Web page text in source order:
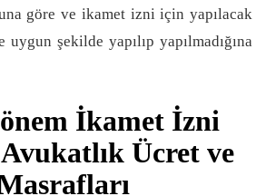
göre ve ikamet izni için yapılacak
şekilde yapılıp yapılmadığına
İkamet İzni
Ücret ve